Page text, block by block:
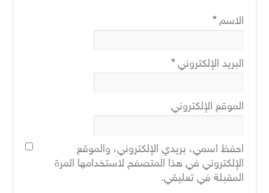
الاسم*
البريد الإلكتروني*
الموقع الإلكتروني
احفظ اسمي، بريدي الإلكتروني، والموقع
الإلكتروني في هذا المتصفح لاستخدامها المرة
المقبلة في تعليقي.